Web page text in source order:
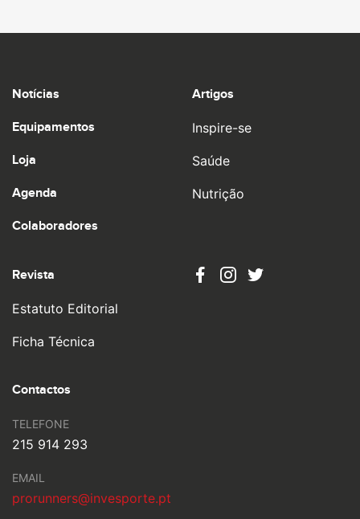
Notícias
Equipamentos
Loja
Agenda
Colaboradores
Artigos
Inspire-se
Saúde
Nutrição
Revista
Estatuto Editorial
Ficha Técnica
Contactos
TELEFONE
215 914 293
EMAIL
prorunners@invesporte.pt